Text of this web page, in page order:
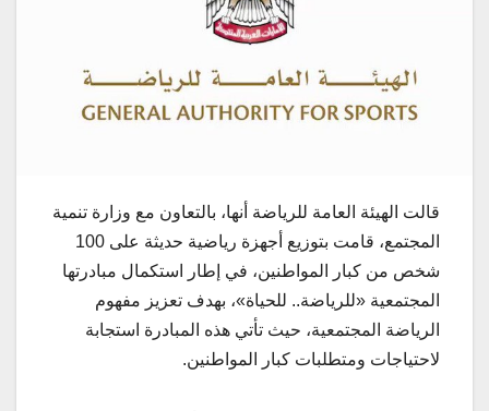
قالت الهيئة العامة للرياضة أنها، بالتعاون مع وزارة تنمية
المجتمع، قامت بتوزيع أجهزة رياضية حديثة على 100
شخص من كبار المواطنين، في إطار استكمال مبادرتها
المجتمعية «للرياضة.. للحياة»، بهدف تعزيز مفهوم
الرياضة المجتمعية، حيث تأتي هذه المبادرة استجابة
لاحتياجات ومتطلبات كبار المواطنين.